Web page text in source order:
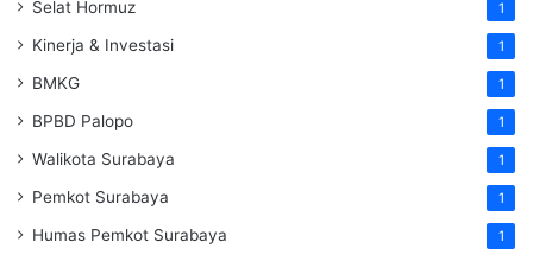
Selat Hormuz 1
Kinerja & Investasi 1
BMKG 1
BPBD Palopo 1
Walikota Surabaya 1
Pemkot Surabaya 1
Humas Pemkot Surabaya 1